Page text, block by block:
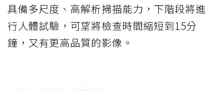
具備多尺度、高解析掃描能力，下階段將進
行人體試驗，可望將檢查時間縮短到15分
鐘，又有更高品質的影像。